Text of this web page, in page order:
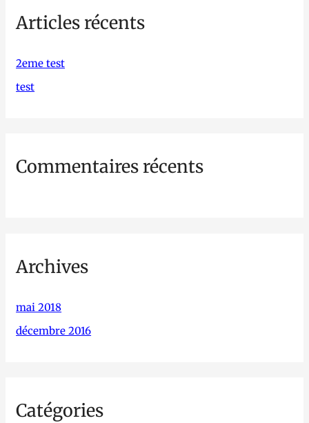
e
c
h
:
Articles récents
2eme test
test
Commentaires récents
Archives
mai 2018
décembre 2016
Catégories